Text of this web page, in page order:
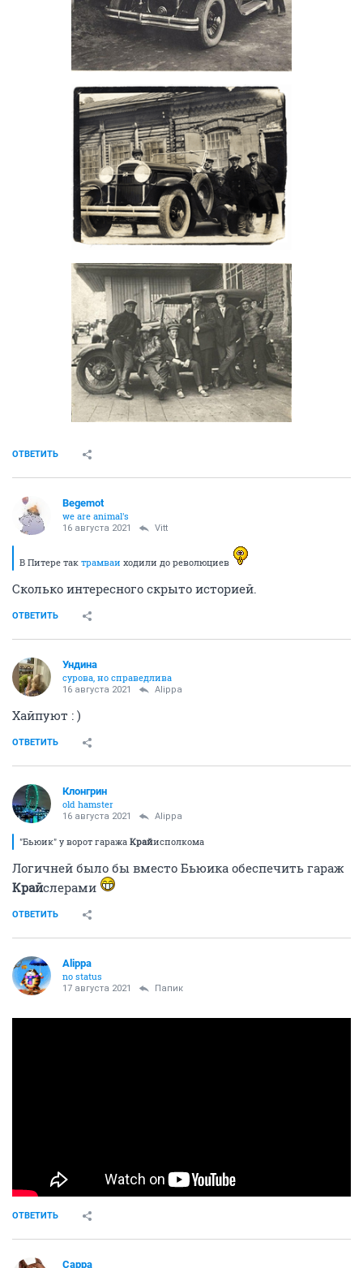
ОТВЕТИТЬ
Begemot
we are animal's
16 августа 2021 Vitt
В Питере так трамваи ходили до революциев
Сколько интересного скрыто историей.
ОТВЕТИТЬ
Ундинa
сурова, но справедлива
16 августа 2021 Alippa
Хайпуют : )
ОТВЕТИТЬ
Клонгрин
old hamster
16 августа 2021 Alippa
"Бьюик" у ворот гаража Крайисполкома
Логичней было бы вместо Бьюика обеспечить гараж
Крайслерами
ОТВЕТИТЬ
Alippa
no status
17 августа 2021 Папик
ОТВЕТИТЬ
Сарра